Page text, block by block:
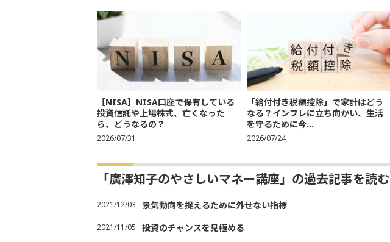
【NISA】NISA口座で保有している
投資信託や上場株式、亡くなった
ら、どうなるの？
2026/07/31
「給付付き税額控除」で家計はどう
なる？インフレに立ち向かい、生活
を守るために今...
2026/07/24
「廣澤知子のやさしいマネー講座」の過去記事を読む
2021/12/03 景気動向を捉えるために外せない指標
2021/11/05 投資のチャンスを見極める